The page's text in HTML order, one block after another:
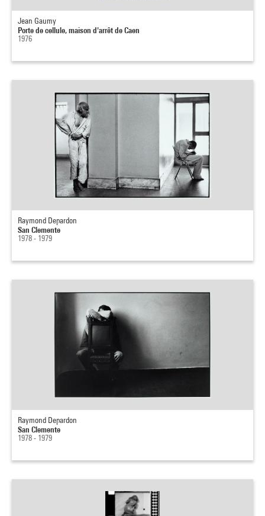
Jean Gaumy
Porte de cellule, maison d'arrêt de Caen
1976
Raymond Depardon
San Clemente
1978 - 1979
Raymond Depardon
San Clemente
1978 - 1979